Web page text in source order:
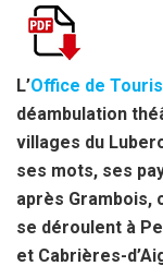
ce
b
o
o
k
n
L’Office de
déambulation
villages du
ses mots, ses
après Grambois,
se déroulent à
et Cabrières-